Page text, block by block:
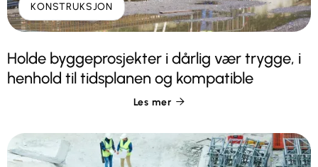
KONSTRUKSJON
Holde byggeprosjekter i dårlig vær trygge, i
henhold til tidsplanen og kompatible
Les mer 